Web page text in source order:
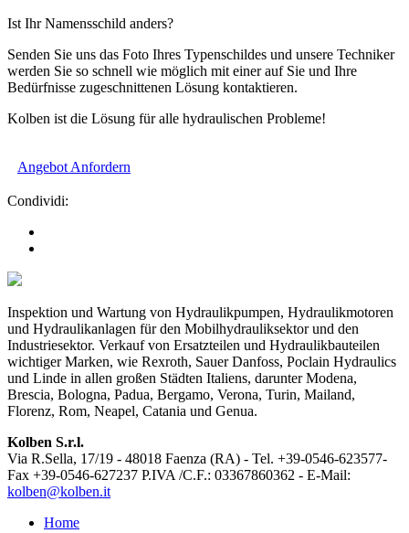
Ist Ihr Namensschild anders?
Senden Sie uns das Foto Ihres Typenschildes und unsere Techniker
werden Sie so schnell wie möglich mit einer auf Sie und Ihre
Bedürfnisse zugeschnittenen Lösung kontaktieren.
Kolben ist die Lösung für alle hydraulischen Probleme!
Angebot Anfordern
Condividi:
Inspektion und Wartung von Hydraulikpumpen, Hydraulikmotoren
und Hydraulikanlagen für den Mobilhydrauliksektor und den
Industriesektor. Verkauf von Ersatzteilen und Hydraulikbauteilen
wichtiger Marken, wie Rexroth, Sauer Danfoss, Poclain Hydraulics
und Linde in allen großen Städten Italiens, darunter Modena,
Brescia, Bologna, Padua, Bergamo, Verona, Turin, Mailand,
Florenz, Rom, Neapel, Catania und Genua.
Kolben S.r.l.
Via R.Sella, 17/19 - 48018 Faenza (RA) - Tel. +39-0546-623577-
Fax +39-0546-627237 P.IVA /C.F.: 03367860362 - E-Mail:
kolben@kolben.it
Home